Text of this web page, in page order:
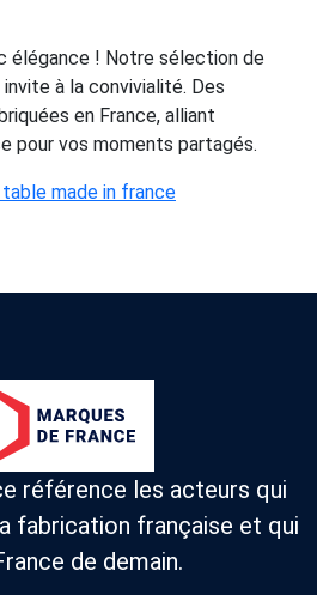
élégance ! Notre sélection de
à la convivialité. Des
en France, alliant
pour vos moments partagés.
made in france
référence les acteurs qui
fabrication française et qui
de demain.